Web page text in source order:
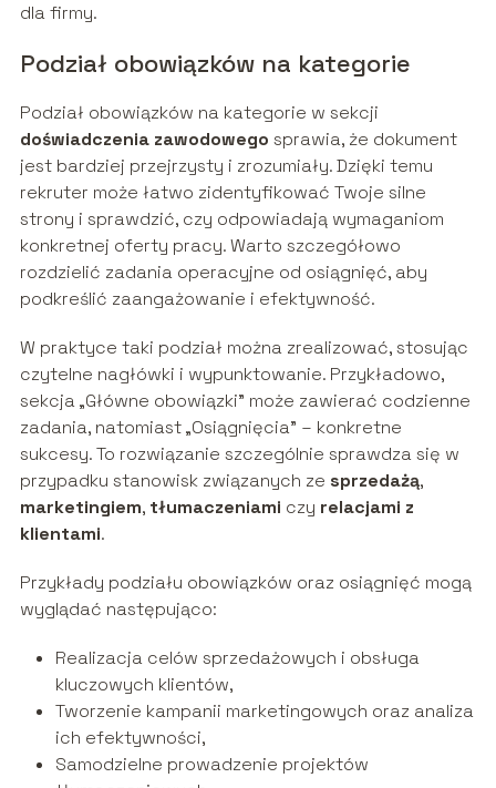
dla firmy.
Podział obowiązków na kategorie
Podział obowiązków na kategorie w sekcji
doświadczenia zawodowego sprawia, że dokument
jest bardziej przejrzysty i zrozumiały. Dzięki temu
rekruter może łatwo zidentyfikować Twoje silne
strony i sprawdzić, czy odpowiadają wymaganiom
konkretnej oferty pracy. Warto szczegółowo
rozdzielić zadania operacyjne od osiągnięć, aby
podkreślić zaangażowanie i efektywność.
W praktyce taki podział można zrealizować, stosując
czytelne nagłówki i wypunktowanie. Przykładowo,
sekcja „Główne obowiązki” może zawierać codzienne
zadania, natomiast „Osiągnięcia” – konkretne
sukcesy. To rozwiązanie szczególnie sprawdza się w
przypadku stanowisk związanych ze sprzedażą,
marketingiem, tłumaczeniami czy relacjami z
klientami.
Przykłady podziału obowiązków oraz osiągnięć mogą
wyglądać następująco:
Realizacja celów sprzedażowych i obsługa
kluczowych klientów,
Tworzenie kampanii marketingowych oraz analiza
ich efektywności,
Samodzielne prowadzenie projektów